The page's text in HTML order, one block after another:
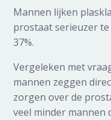
Mannen lijken
prostaat serieuzer
37%.
Vergeleken met
mannen zeggen
zorgen over de
veel minder mannen